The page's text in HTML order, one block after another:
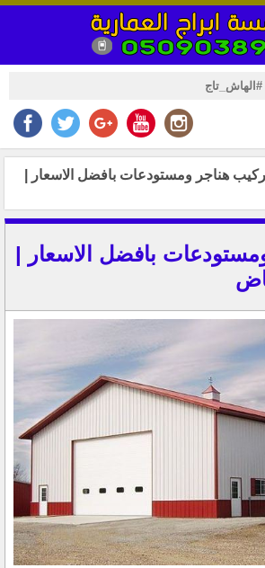
هناجر ومستودعات بافضل الاسعار |
بافضل الاسعار |